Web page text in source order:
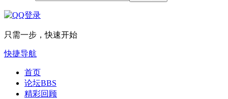
只需一步，快速开始
快捷导航
首页
论坛BBS
精彩回顾